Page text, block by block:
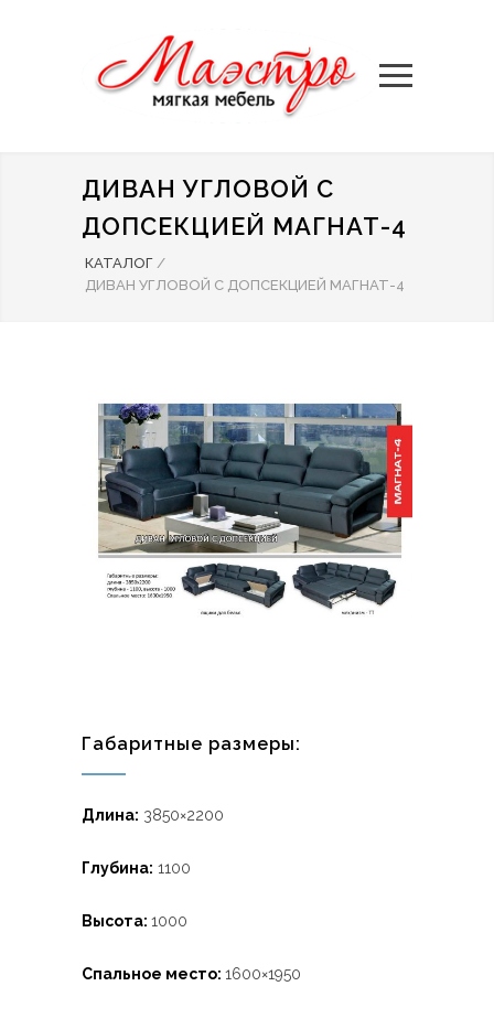
ДИВАН УГЛОВОЙ С
ДОПСЕКЦИЕЙ МАГНАТ-4
КАТАЛОГ /
ДИВАН УГЛОВОЙ С ДОПСЕКЦИЕЙ МАГНАТ-4
Габаритные размеры:
Длина: 3850×2200
Глубина: 1100
Высота: 1000
Спальное место: 1600×1950